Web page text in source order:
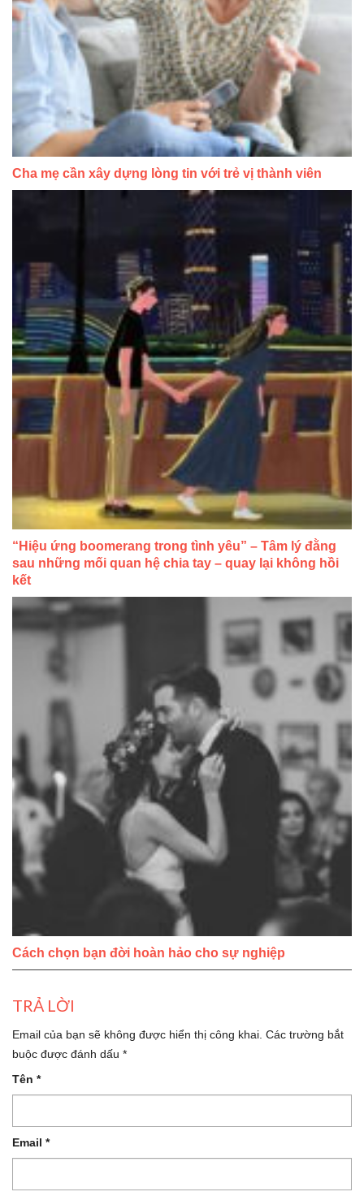
Cha mẹ cần xây dựng lòng tin với trẻ vị thành viên
“Hiệu ứng boomerang trong tình yêu” – Tâm lý đằng
sau những mối quan hệ chia tay – quay lại không hồi
kết
Cách chọn bạn đời hoàn hảo cho sự nghiệp
TRẢ LỜI
Email của bạn sẽ không được hiển thị công khai. Các trường bắt
buộc được đánh dấu *
Tên *
Email *